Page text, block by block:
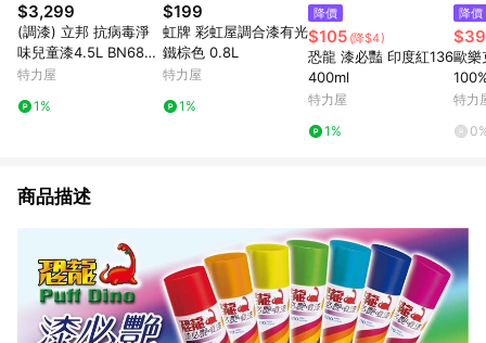
$3,299
(調漆) 立邦 抗病毒淨
味兒童漆4.5L BN6860
-4 紫羅蘭
特力屋
1%
$199
虹牌 彩虹屋調合漆有光
鐵棕色 0.8L
特力屋
1%
降價
$105 (降$4)
恐龍 漆必豔 印度紅136
400ml
特力屋
1%
降價
歐樂
升1
特力
商品描述